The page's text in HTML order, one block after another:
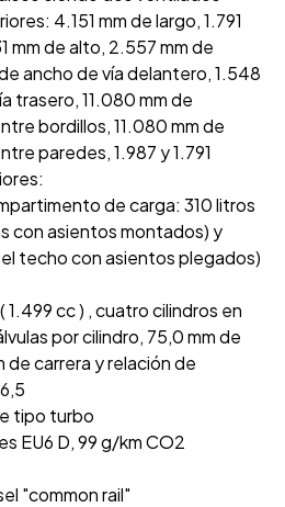
4.151 mm de largo, 1.791
mm de alto, 2.557 mm de
ancho de vía delantero, 1.548
trasero, 11.080 mm de
bordillos, 11.080 mm de
paredes, 1.987 y 1.791
de carga: 310 litros
con asientos montados) y
techo con asientos plegados)
1.499 cc ) , cuatro cilindros en
por cilindro, 75,0 mm de
de carrera y relación de
tipo turbo
EU6 D, 99 g/km CO2
"common rail"